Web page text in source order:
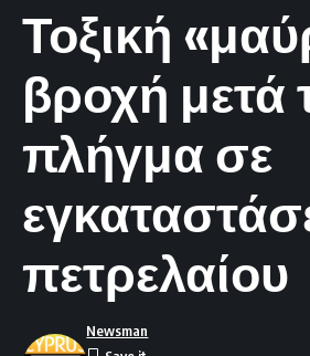
Τοξική
βροχή μετά
πλήγμα σε
πετρελαίου
Newsman